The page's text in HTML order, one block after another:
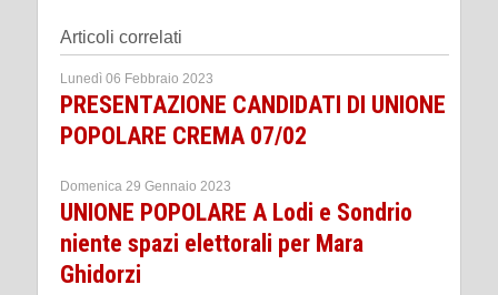
Articoli correlati
Lunedì 06 Febbraio 2023
PRESENTAZIONE CANDIDATI DI UNIONE
POPOLARE CREMA 07/02
Domenica 29 Gennaio 2023
UNIONE POPOLARE A Lodi e Sondrio
niente spazi elettorali per Mara
Ghidorzi